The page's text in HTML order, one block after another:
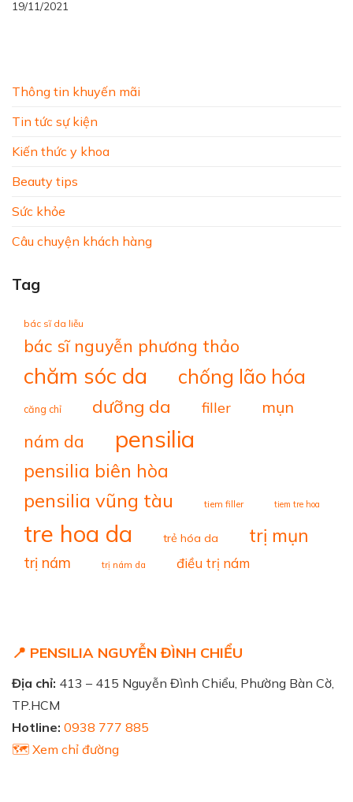
Thông tin khuyến mãi
Tin tức sự kiện
Kiến thức y khoa
Beauty tips
Sức khỏe
Câu chuyện khách hàng
Tag
bác sĩ da liễu
bác sĩ nguyễn phương thảo
chăm sóc da chống lão hóa
căng chỉ dưỡng da filler mụn
nám da pensilia
pensilia biên hòa
pensilia vũng tàu tiem filler tiem tre hoa
tre hoa da trẻ hóa da trị mụn
trị nám trị nám da điều trị nám
19/11/2021
📍 PENSILIA NGUYỄN ĐÌNH CHIỂU
Địa chỉ: 413 – 415 Nguyễn Đình Chiểu, Phường Bàn Cờ,
TP.HCM
Hotline: 0938 777 885
🗺️ Xem chỉ đường